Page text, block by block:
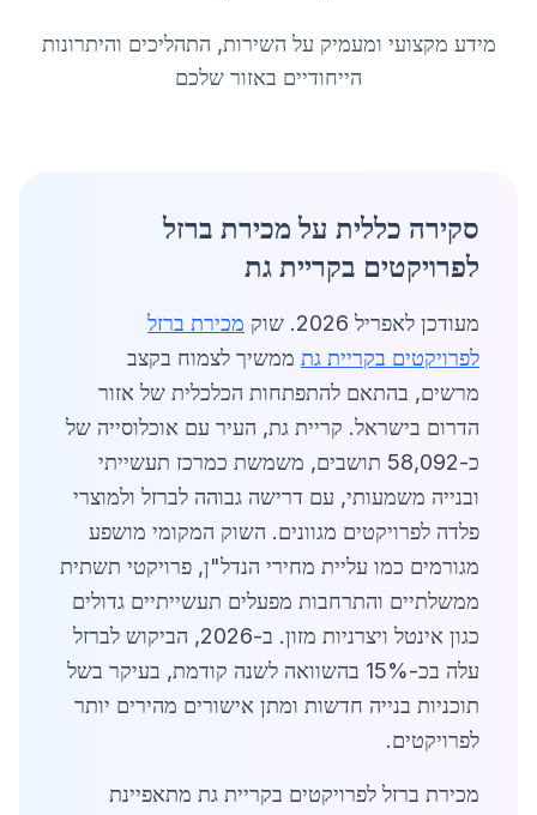
מידע מקצועי ומעמיק על השירות, התהליכים והיתרונות
הייחודיים באזור שלכם
סקירה כללית על מכירת ברזל
לפרויקטים בקריית גת
מעודכן לאפריל 2026. שוק
מכירת ברזל
לפרויקטים בקריית גת ממשיך לצמוח בקצב
מרשים, בהתאם להתפתחות הכלכלית של אזור
הדרום בישראל. קריית גת, העיר עם אוכלוסייה של
כ-58,092 תושבים, משמשת כמרכז תעשייתי
ובנייה משמעותי, עם דרישה גבוהה לברזל ולמוצרי
פלדה לפרויקטים מגוונים. השוק המקומי מושפע
מגורמים כמו עליית מחירי הנדל"ן, פרויקטי תשתית
ממשלתיים והתרחבות מפעלים תעשייתיים גדולים
כגון אינטל ויצרניות מזון. ב-2026, הביקוש לברזל
עלה בכ-15% בהשוואה לשנה קודמת, בעיקר בשל
תוכניות בנייה חדשות ומתן אישורים מהירים יותר
לפרויקטים.
מכירת ברזל לפרויקטים בקריית גת מתאפיינת